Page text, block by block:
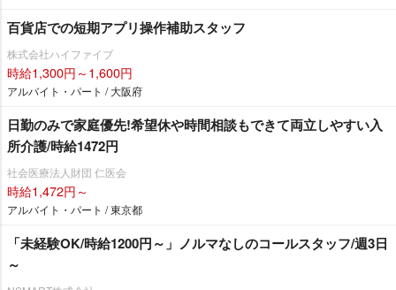
百貨店での短期アプリ操作補助スタッフ
株式会社ハイファイブ
時給1,300円～1,600円
アルバイト・パート / 大阪府
日勤のみで家庭優先!希望休や時間相談もできて両立しやすい入
所介護/時給1472円
社会医療法人財団 仁医会
時給1,472円～
アルバイト・パート / 東京都
「未経験OK/時給1200円～」ノルマなしのコールスタッフ/週3日
～